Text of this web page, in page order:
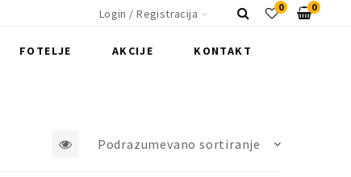
Login / Registracija 0 0
FOTELJE AKCIJE KONTAKT
Podrazumevano sortiranje